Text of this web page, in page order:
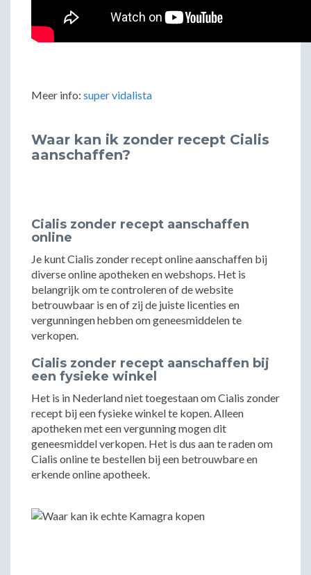
Meer info: super vidalista
Waar kan ik zonder recept Cialis
aanschaffen?
Cialis zonder recept aanschaffen
online
Je kunt Cialis zonder recept online aanschaffen bij
diverse online apotheken en webshops. Het is
belangrijk om te controleren of de website
betrouwbaar is en of zij de juiste licenties en
vergunningen hebben om geneesmiddelen te
verkopen.
Cialis zonder recept aanschaffen bij
een fysieke winkel
Het is in Nederland niet toegestaan om Cialis zonder
recept bij een fysieke winkel te kopen. Alleen
apotheken met een vergunning mogen dit
geneesmiddel verkopen. Het is dus aan te raden om
Cialis online te bestellen bij een betrouwbare en
erkende online apotheek.